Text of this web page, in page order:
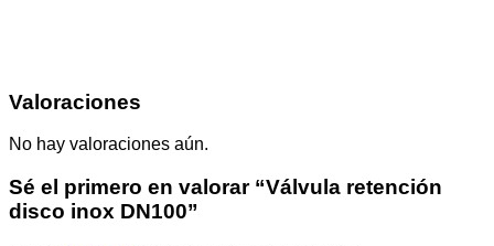
Valoraciones
No hay valoraciones aún.
Sé el primero en valorar “Válvula retención
disco inox DN100”